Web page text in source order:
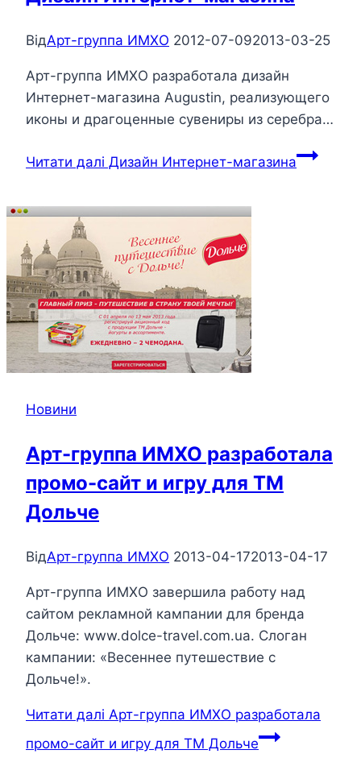
ВідАрт-группа ИМХО 2012-07-092013-03-25
Арт-группа ИМХО разработала дизайн
Интернет-магазина Augustin, реализующего
иконы и драгоценные сувениры из серебра…
Читати далі Дизайн Интернет-магазина
Новини
Арт-группа ИМХО разработала
промо-сайт и игру для ТМ
Дольче
ВідАрт-группа ИМХО 2013-04-172013-04-17
Арт-группа ИМХО завершила работу над
сайтом рекламной кампании для бренда
Дольче: www.dolce-travel.com.ua. Слоган
кампании: «Весеннее путешествие с
Дольче!».
Читати далі Арт-группа ИМХО разработала
промо-сайт и игру для ТМ Дольче